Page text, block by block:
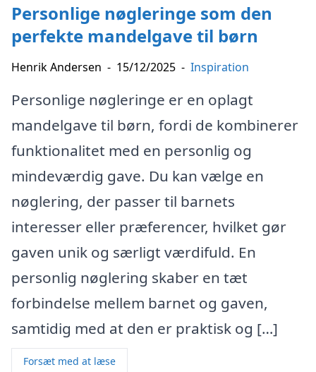
Personlige nøgleringe som den
perfekte mandelgave til børn
Henrik Andersen - 15/12/2025 - Inspiration
Personlige nøgleringe er en oplagt
mandelgave til børn, fordi de kombinerer
funktionalitet med en personlig og
mindeværdig gave. Du kan vælge en
nøglering, der passer til barnets
interesser eller præferencer, hvilket gør
gaven unik og særligt værdifuld. En
personlig nøglering skaber en tæt
forbindelse mellem barnet og gaven,
samtidig med at den er praktisk og […]
Forsæt med at læse